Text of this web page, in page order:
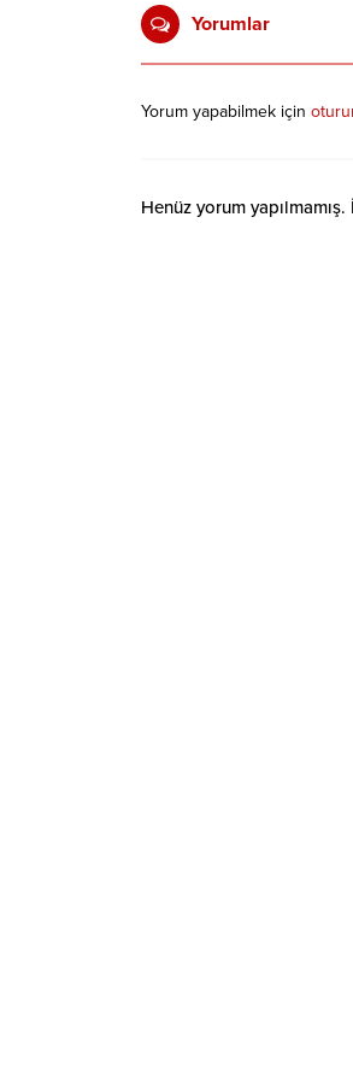
Yorumlar
Yorum yapabilmek için
Henüz yorum